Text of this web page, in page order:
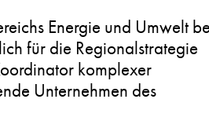
Energie und Umwelt
für die Regionalstrategie
komplexer
Unternehmen des